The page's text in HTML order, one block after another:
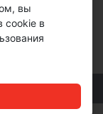
вы
cookie в